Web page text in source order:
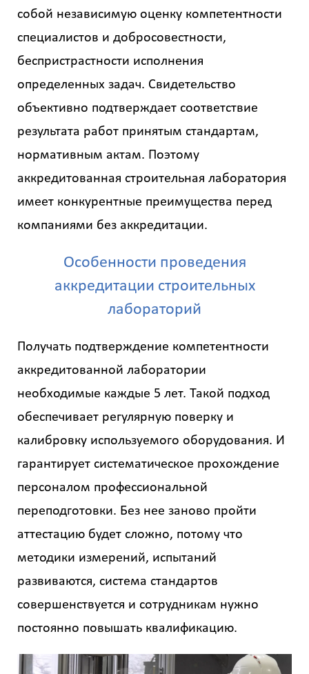
собой независимую оценку компетентности
специалистов и добросовестности,
беспристрастности исполнения
определенных задач. Свидетельство
объективно подтверждает соответствие
результата работ принятым стандартам,
нормативным актам. Поэтому
аккредитованная строительная лаборатория
имеет конкурентные преимущества перед
компаниями без аккредитации.
Особенности проведения
аккредитации строительных
лабораторий
Получать подтверждение компетентности
аккредитованной лаборатории
необходимые каждые 5 лет. Такой подход
обеспечивает регулярную поверку и
калибровку используемого оборудования. И
гарантирует систематическое прохождение
персоналом профессиональной
переподготовки. Без нее заново пройти
аттестацию будет сложно, потому что
методики измерений, испытаний
развиваются, система стандартов
совершенствуется и сотрудникам нужно
постоянно повышать квалификацию.